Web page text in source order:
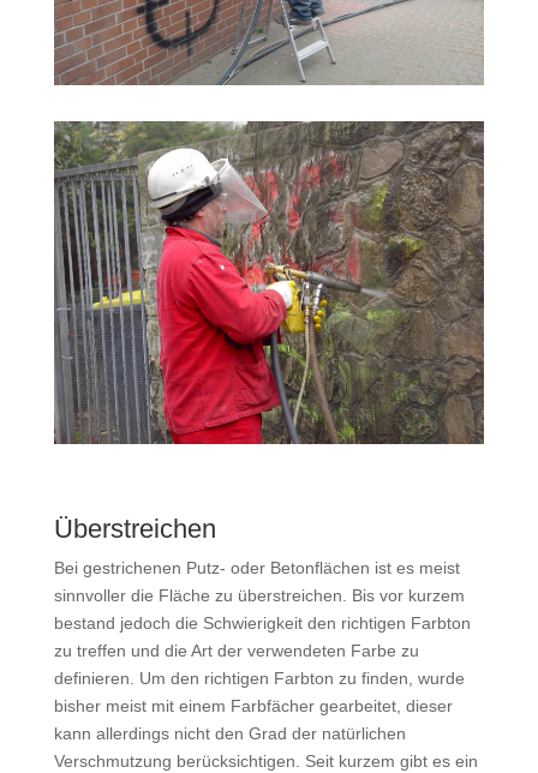
Überstreichen
Bei gestrichenen Putz- oder Betonflächen ist es meist
sinnvoller die Fläche zu überstreichen. Bis vor kurzem
bestand jedoch die Schwierigkeit den richtigen Farbton
zu treffen und die Art der verwendeten Farbe zu
definieren. Um den richtigen Farbton zu finden, wurde
bisher meist mit einem Farbfächer gearbeitet, dieser
kann allerdings nicht den Grad der natürlichen
Verschmutzung berücksichtigen. Seit kurzem gibt es ein